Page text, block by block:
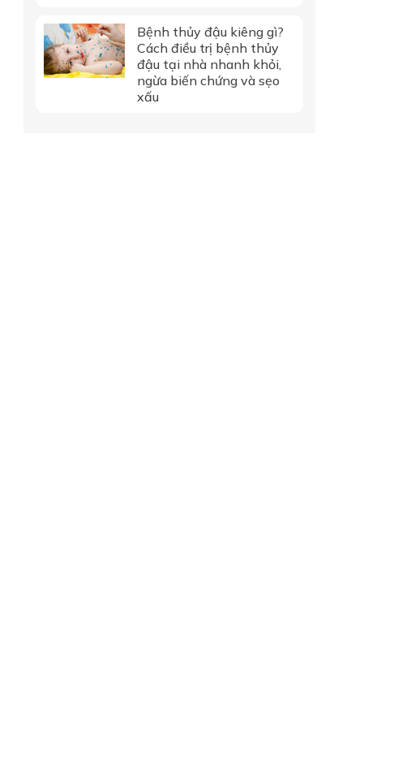
Bệnh thủy đậu kiêng gì?
Cách điều trị bệnh thủy
đậu tại nhà nhanh khỏi,
ngừa biến chứng và sẹo
xấu